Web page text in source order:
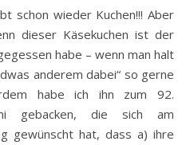
dieser Käsekuchen ist der
habe – wenn man halt
anderem dabei“ so gerne
habe ich ihn zum 92.
gebacken, die sich am
gewünscht hat, dass a) ihre